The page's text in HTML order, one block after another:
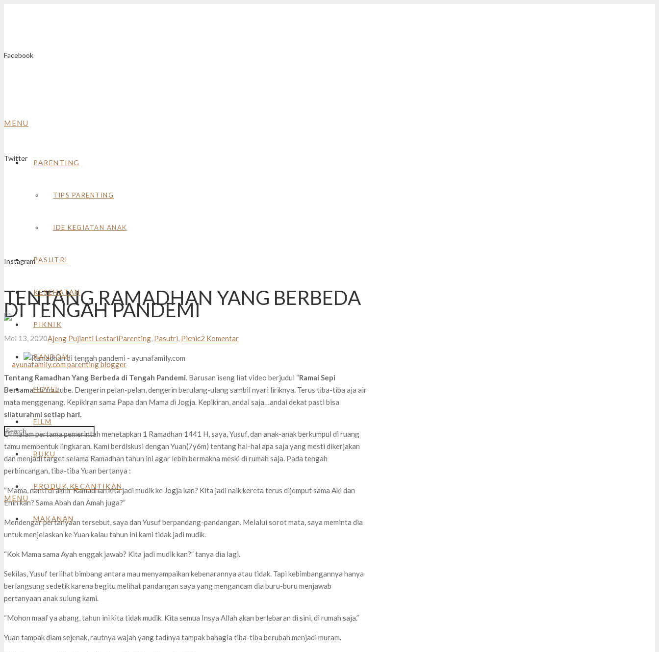
Facebook
Twitter
Instagram
MENU
MENU
PARENTING
TIPS PARENTING
IDE KEGIATAN ANAK
PASUTRI
KESEHATAN
PIKNIK
RANDOM
HOTEL
FILM
BUKU
PRODUK KECANTIKAN
MAKANAN
TENTANG RAMADHAN YANG BERBEDA
DI TENGAH PANDEMI
Mei 13, 2020Ajeng Pujianti LestariParenting, Pasutri, Picnic2 Komentar
Tentang Ramadhan Yang Berbeda di Tengah Pandemi. Barusan iseng liat video berjudul “Ramai Sepi
Bersama” di Youtube. Dengerin pelan-pelan, dengerin berulang-ulang sambil nyari liriknya. Terus tiba-tiba aja air
mata menggenang. Kepikiran sama Papa dan Mama di Jogja. Kepikiran, andai saja…andai dekat pasti bisa
silaturahmi setiap hari.
Di malam pertama pemerintah menetapkan 1 Ramadhan 1441 H, saya, Yusuf, dan anak-anak berkumpul di ruang
tamu membentuk lingkaran. Kami berdiskusi dengan Yuan(7y6m) tentang hal-hal apa saja yang mesti dikerjakan
dan menjadi target selama Ramadhan tahun ini agar lebih bermakna meski di rumah saja. Pada tengah
perbincangan, tiba-tiba Yuan bertanya :
“Mama, nanti di akhir Ramadhan kita jadi mudik ke Jogja kan? Kita jadi naik kereta terus dijemput sama Aki dan
Enin kan? Sama Abah dan Amah juga?”
Mendengar pertanyaan tersebut, saya dan Yusuf berpandang-pandangan. Melalui sorot mata, saya meminta dia
untuk menjelaskan ke Yuan kalau tahun ini kami tidak jadi mudik.
“Kok Mama sama Ayah enggak jawab? Kita jadi mudik kan?” tanya dia lagi.
Sekilas, Yusuf terlihat bimbang antara mau menyampaikan kebenarannya atau tidak. Tapi kebimbangannya hanya
berlangsung sedetik karena begitu melihat pandangan saya yang mengancam dia buru-buru menjawab
pertanyaan anak sulung kami.
“Mohon maaf ya abang, tahun ini kita tidak mudik. Kita semua Insya Allah akan berlebaran di sini, di rumah saja.”
Yuan tampak diam sejenak, rautnya wajah yang tadinya tampak bahagia tiba-tiba berubah menjadi muram.